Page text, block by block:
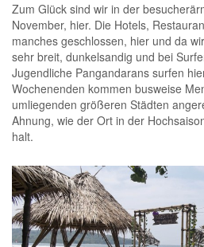
Zum Glück sind wir in der
November, hier. Die Hotels,
manches geschlossen, hier und da
sehr breit, dunkelsandig und bei
Jugendliche Pangandarans surfen
Wochenenden kommen busweise
umliegenden größeren Städten
Ahnung, wie der Ort in der
halt.